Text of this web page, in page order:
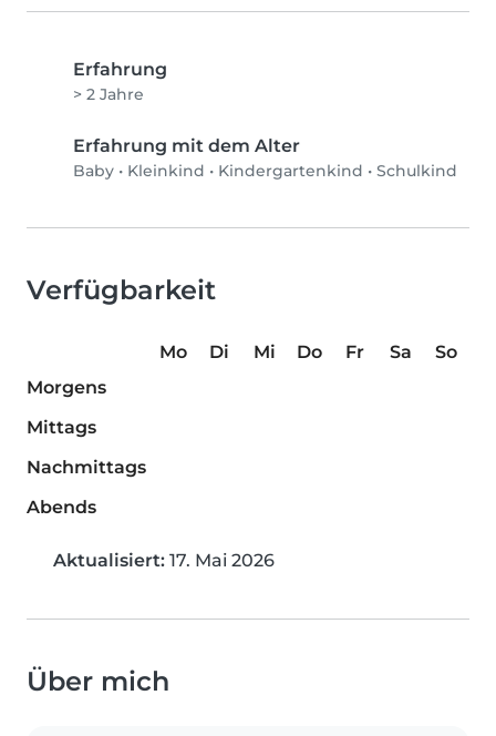
Erfahrung
> 2 Jahre
Erfahrung mit dem Alter
Baby • Kleinkind • Kindergartenkind • Schulkind
Verfügbarkeit
Mo Di Mi Do Fr Sa
So
Morgens
Mittags
Nachmittags
Abends
Aktualisiert: 17. Mai 2026
Über mich